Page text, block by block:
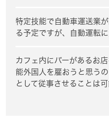
特定技能で自動車運送業
る予定ですが、自動運転
カフェ内にバーがあるお
能外国人を雇おうと思う
として従事させることは可